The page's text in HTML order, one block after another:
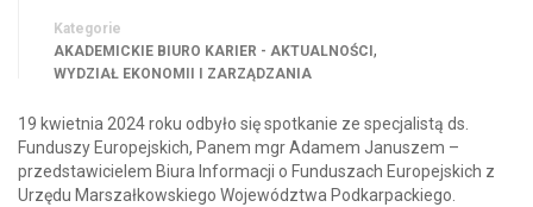
Kategorie
AKADEMICKIE BIURO KARIER - AKTUALNOŚCI ,
WYDZIAŁ EKONOMII I ZARZĄDZANIA
19 kwietnia 2024 roku odbyło się spotkanie ze specjalistą ds.
Funduszy Europejskich, Panem mgr Adamem Januszem –
przedstawicielem Biura Informacji o Funduszach Europejskich z
Urzędu Marszałkowskiego Województwa Podkarpackiego.